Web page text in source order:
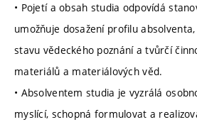
• Pojetí a obsah studia odpovídá
umožňuje dosažení profilu
stavu vědeckého poznání a tvůrčí
materiálů a materiálových věd.
• Absolventem studia je vyzrálá
myslící, schopná formulovat a